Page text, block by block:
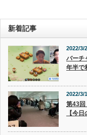
新着記事
2022/3/
バーチ
年半で
2022/3/
第43
【今日